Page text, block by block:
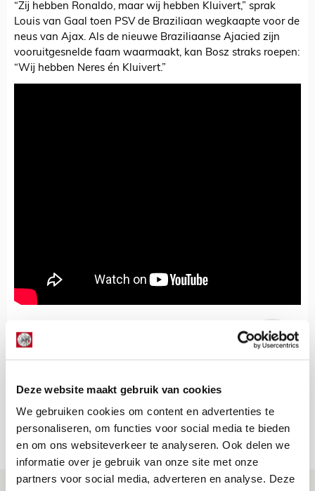
Deze website maakt gebruik van cookies
We gebruiken cookies om content en advertenties te
personaliseren, om functies voor social media te bieden
en om ons websiteverkeer te analyseren. Ook delen we
informatie over je gebruik van onze site met onze
partners voor social media, adverteren en analyse. Deze
“Zij hebben Ronaldo, maar wij hebben Kluivert,” sprak
Louis van Gaal toen PSV de Braziliaan wegkaapte voor de
neus van Ajax. Als de nieuwe Braziliaanse Ajacied zijn
vooruitgesnelde faam waarmaakt, kan Bosz straks roepen:
“Wij hebben Neres én Kluivert.”
Bekijk alle berichten van De Redactie
Net binnen //